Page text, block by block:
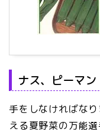
ナス、ピーマン
手をしなければな
える夏野菜の万能